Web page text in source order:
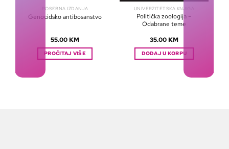
POSEBNA IZDANJA
Genocidsko antibosanstvo
55.00 KM
PROČITAJ VIŠE
UNIVERZITETSKA KNJIGA
Politička zoologija –
Odabrane teme
35.00 KM
DODAJ U KORPU